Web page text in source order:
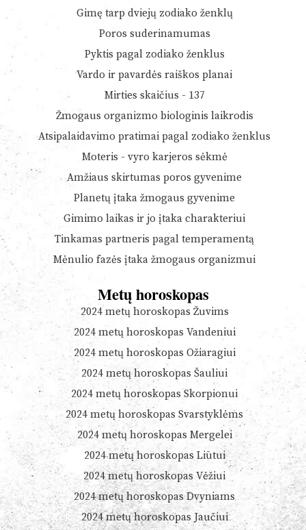
Gimę tarp dviejų zodiako ženklų
Poros suderinamumas
Pyktis pagal zodiako ženklus
Vardo ir pavardės raiškos planai
Mirties skaičius - 137
Žmogaus organizmo biologinis laikrodis
Atsipalaidavimo pratimai pagal zodiako ženklus
Moteris - vyro karjeros sėkmė
Amžiaus skirtumas poros gyvenime
Planetų įtaka žmogaus gyvenime
Gimimo laikas ir jo įtaka charakteriui
Tinkamas partneris pagal temperamentą
Mėnulio fazės įtaka žmogaus organizmui
Metų horoskopas
2024 metų horoskopas Žuvims
2024 metų horoskopas Vandeniui
2024 metų horoskopas Ožiaragiui
2024 metų horoskopas Šauliui
2024 metų horoskopas Skorpionui
2024 metų horoskopas Svarstyklėms
2024 metų horoskopas Mergelei
2024 metų horoskopas Liūtui
2024 metų horoskopas Vėžiui
2024 metų horoskopas Dvyniams
2024 metų horoskopas Jaučiui